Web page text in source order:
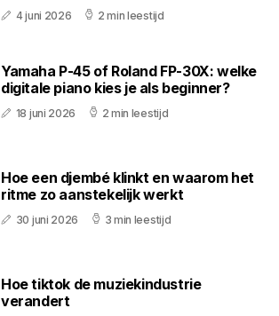
4 juni 2026 2 min leestijd
Yamaha P-45 of Roland FP-30X: welke
digitale piano kies je als beginner?
18 juni 2026 2 min leestijd
Hoe een djembé klinkt en waarom het
ritme zo aanstekelijk werkt
30 juni 2026 3 min leestijd
Hoe tiktok de muziekindustrie
verandert